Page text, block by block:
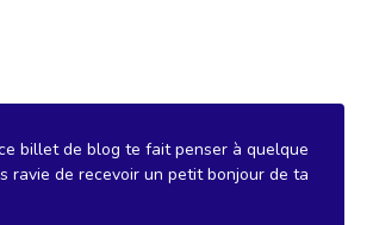
billet de blog te fait penser à quelque
ravie de recevoir un petit bonjour de ta